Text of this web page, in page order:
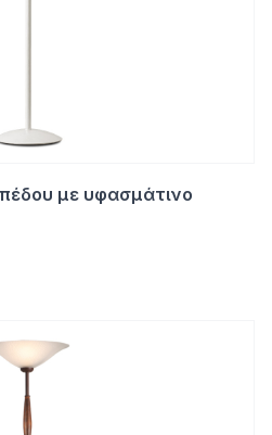
με υφασμάτινο